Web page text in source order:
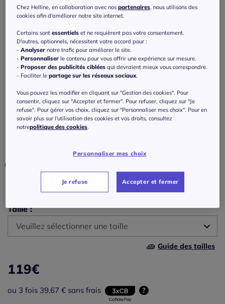
Exclu web
manches retroussables
Réf : 431.332.006
Choisir une couleur :
Taille :
Veuillez sélectionner une taille
Guide des tailles
119€
ou 3 fois 39,67 € sans frais ?
Chez Helline, en collaboration avec nospartenaires, nous utilisons des
cookies afin d'améliorer notre site internet.
Certains sontessentiels et ne requièrent pas votre consentement.
D'autres, optionnels, nécessitent votre accord pour :
-Analyser notre trafic pour améliorer le site.
-Personnaliser le contenu pour vous offrir une expérience sur mesure.
-Proposer des publicités ciblées qui devraient mieux vous correspondre.
- Faciliter lepartage sur les réseaux sociaux.
Vous pouvez les modifier en cliquant sur "Gestion des cookies". Pour
consentir, cliquez sur "Accepter et fermer". Pour refuser, cliquez sur "Je
refuse". Pour gérer vos choix, cliquez sur "Personnaliser mes choix". Pour en
savoir plus sur l'utilisation des cookies et vos droits, consultez
notrepolitique des cookies.
Personnaliser mes choix
Je refuse Accepter et fermer